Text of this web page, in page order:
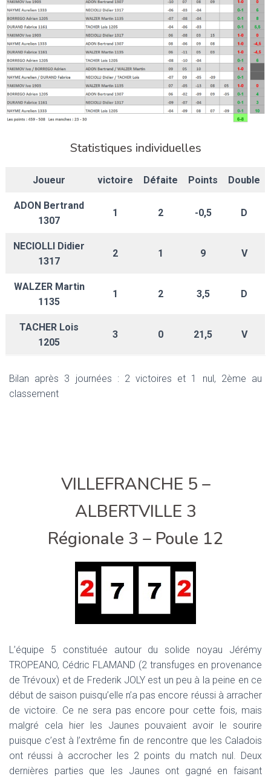
Statistiques individuelles
Joueur victoire Défaite Points Double
ADON Bertrand
1307
1 2 -0,5 D
NECIOLLI Didier
1317
2 1 9 V
WALZER Martin
1135
1 2 3,5 D
TACHER Lois
1205
3 0 21,5 V
Bilan après 3 journées : 2 victoires et 1 nul, 2ème au
classement
VILLEFRANCHE 5 –
ALBERTVILLE 3
Régionale 3 – Poule 12
L’équipe 5 constituée autour du solide noyau Jérémy
TROPEANO, Cédric FLAMAND (2 transfuges en provenance
de Trévoux) et de Frederik JOLY est un peu à la peine en ce
début de saison puisqu’elle n’a pas encore réussi à arracher
de victoire. Ce ne sera pas encore pour cette fois, mais
malgré cela hier les Jaunes pouvaient avoir le sourire
puisque c’est à l’extrême fin de rencontre que les Caladois
ont réussi à accrocher les 2 points du match nul. Deux
dernières parties que les Jaunes ont gagné en faisant